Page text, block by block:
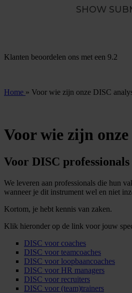
SHOW
Klanten beoordelen ons met een 9.2
Home » Voor wie zijn onze DISC
Voor wie zijn onze
Voor DISC
We leveren aan professionals die hun
wanneer je dit instrument wel en niet
Kortom, je hebt kennis van zaken.
Klik hieronder op de link voor jouw
DISC voor coaches
DISC voor teamcoaches
DISC voor loopbaancoaches
DISC voor HR managers
DISC voor recruiters
DISC voor (team)trainers